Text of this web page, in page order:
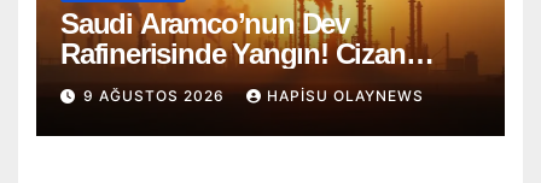
Saudi Aramco’nun Dev
Rafinerisinde Yangın! Cizan
Bölgesi Alarmda
9 AĞUSTOS 2026 HAPISU OLAYNEWS